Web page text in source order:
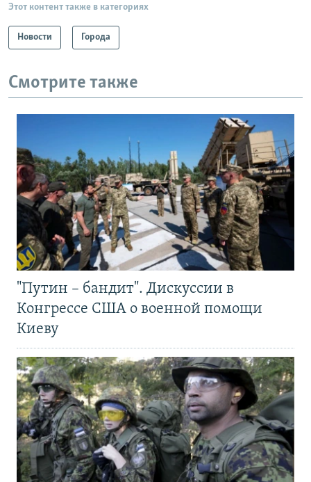
Этот контент также в категориях
Новости Города
Смотрите также
"Путин – бандит". Дискуссии в
Конгрессе США о военной помощи
Киеву